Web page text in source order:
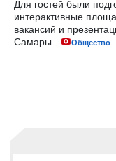
Для гостей были
интерактивные
вакансий и
Самары.
Общество